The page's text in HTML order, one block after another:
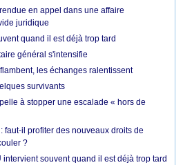
en appel dans une affaire
juridique
quand il est déjà trop tard
général s'intensifie
les échanges ralentissent
survivants
à stopper une escalade « hors de
faut-il profiter des nouveaux droits de
?
intervient souvent quand il est déjà trop tard